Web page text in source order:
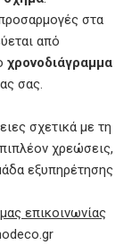
στα
από
χρονοδιάγραμμα
σας.
σχετικά με τη
χρεώσεις,
εξυπηρέτησης
επικοινωνίας